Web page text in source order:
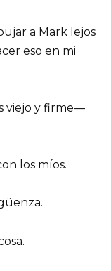
a Mark lejos
eso en mi
viejo y firme—
los míos.